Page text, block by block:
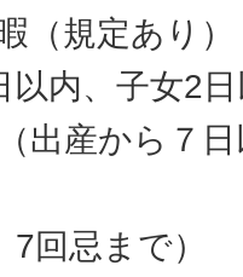
（規定あり）
以内、子女2
出産から７
回忌まで）